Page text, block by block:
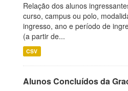
Relação dos alunos
curso, campus ou polo,
ingresso, ano e período de
(a partir de...
CSV
Alunos Concluídos da